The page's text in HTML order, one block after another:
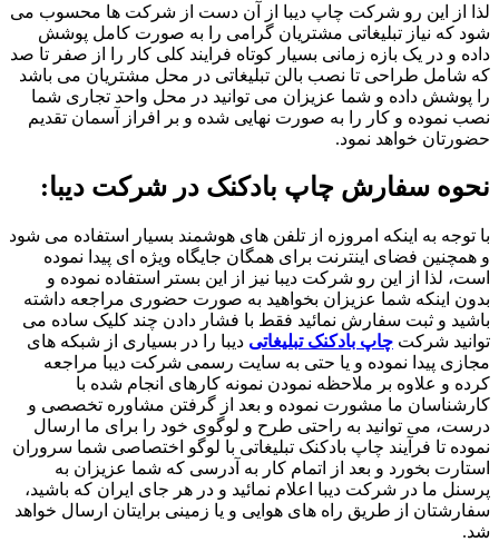
لذا از این رو شرکت چاپ دیبا از آن دست از شرکت ها محسوب می
شود که نیاز تبلیغاتی مشتریان گرامی را به صورت کامل پوشش
داده و در یک بازه زمانی بسیار کوتاه فرایند کلی کار را از صفر تا صد
که شامل طراحی تا نصب بالن تبلیغاتی در محل مشتریان می باشد
را پوشش داده و شما عزیزان می توانید در محل واحد تجاری شما
نصب نموده و کار را به صورت نهایی شده و بر افراز آسمان تقدیم
حضورتان خواهد نمود.
نحوه سفارش چاپ بادکنک در شرکت دیبا:
با توجه به اینکه امروزه از تلفن های هوشمند بسیار استفاده می شود
و همچنین فضای اینترنت برای همگان جایگاه ویژه ای پیدا نموده
است، لذا از این رو شرکت دیبا نیز از این بستر استفاده نموده و
بدون اینکه شما عزیزان بخواهید به صورت حضوری مراجعه داشته
باشید و ثبت سفارش نمائید فقط با فشار دادن چند کلیک ساده می
توانید شرکت چاپ بادکنک تبلیغاتی دیبا را در بسیاری از شبکه های
مجازی پیدا نموده و یا حتی به سایت رسمی شرکت دیبا مراجعه
کرده و علاوه بر ملاحظه نمودن نمونه کارهای انجام شده با
کارشناسان ما مشورت نموده و بعد از گرفتن مشاوره تخصصی و
درست، می توانید به راحتی طرح و لوگوی خود را برای ما ارسال
نموده تا فرآیند چاپ بادکنک تبلیغاتی با لوگو اختصاصی شما سروران
استارت بخورد و بعد از اتمام کار به آدرسی که شما عزیزان به
پرسنل ما در شرکت دیبا اعلام نمائید و در هر جای ایران که باشید،
سفارشتان از طریق راه های هوایی و یا زمینی برایتان ارسال خواهد
شد.